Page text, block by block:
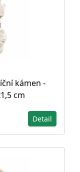
kámen -
cm
Detail